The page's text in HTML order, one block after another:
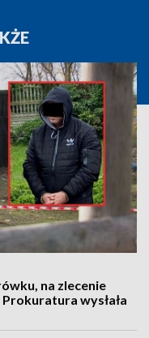
na zlecenie
wysłała